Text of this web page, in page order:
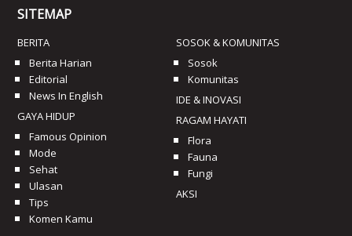
SITEMAP
BERITA
Berita Harian
Editorial
News In English
GAYA HIDUP
Famous Opinion
Mode
Sehat
Ulasan
Tips
Komen Kamu
SOSOK & KOMUNITAS
Sosok
Komunitas
IDE & INOVASI
RAGAM HAYATI
Flora
Fauna
Fungi
AKSI